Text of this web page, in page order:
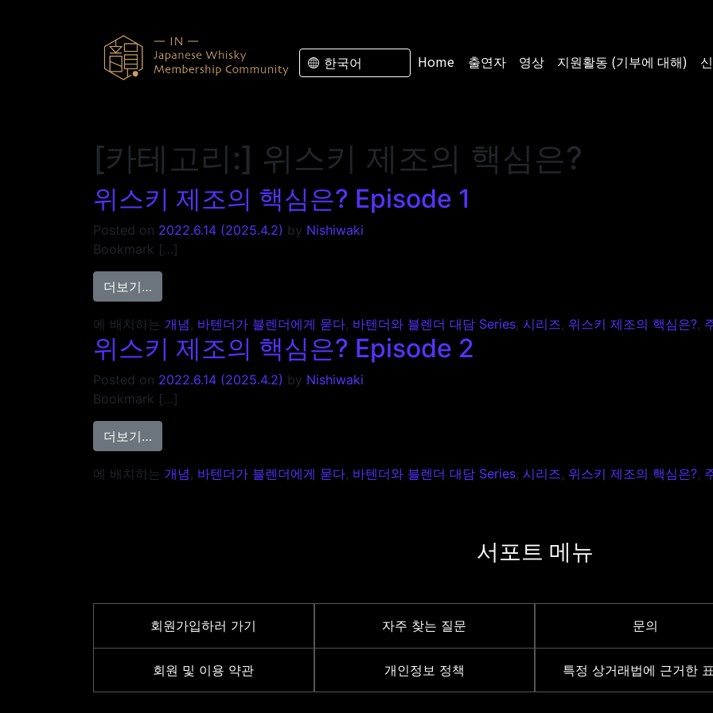
한국어 Home 출연자 영상 지원활동 (기부에 대해)
[카테고리:] 위스키 제조의 핵심은?
위스키 제조의 핵심은? Episode 1
Posted on 2022.6.14 (2025.4.2) by Nishiwaki
Bookmark […]
더보기…
에 배치하는 개념 바텐더가 블렌더에게 묻다 바텐더와 블렌더 대담 Series 시리즈 위스키 제조의 핵심은?
위스키 제조의 핵심은? Episode 2
Posted on 2022.6.14 (2025.4.2) by Nishiwaki
Bookmark […]
더보기…
에 배치하는 개념 바텐더가 블렌더에게 묻다 바텐더와 블렌더 대담 Series 시리즈 위스키 제조의 핵심은?
서포트 메뉴
회원가입하러 가기 자주 찾는 질문 문의
회원 및 이용 약관 개인정보 정책 특정 상거래법에 근거한